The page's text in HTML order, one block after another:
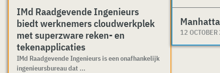
IMd Raadgevende Ingenieurs
biedt werknemers cloudwerkplek
met superzware reken- en
tekenapplicaties
IMd Raadgevende Ingenieurs is een onafhankelijk
ingenieursbureau dat ...
12